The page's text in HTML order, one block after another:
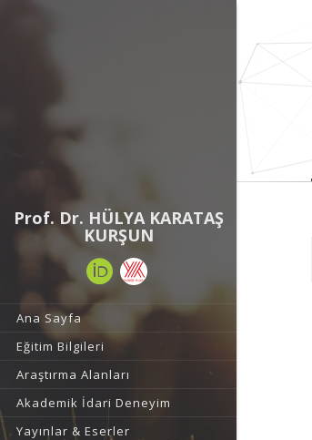
Prof. Dr. HÜLYA KARATAŞ
KURŞUN
Ana Sayfa
Eğitim Bilgileri
Araştırma Alanları
Akademik İdari Deneyim
Yayınlar & Eserler